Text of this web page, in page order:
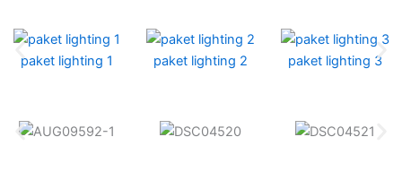
paket lighting 1 paket lighting 2 paket lighting 3